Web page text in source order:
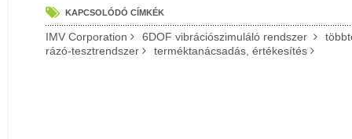
KAPCSOLÓDÓ CÍMKÉK
IMV Corporation 6DOF vibrációszimuláló rendszer
rázó-tesztrendszer
terméktanácsadás, értékesítés